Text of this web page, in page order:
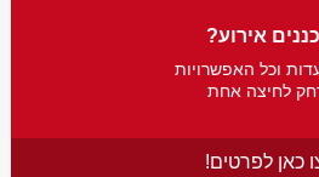
אירוע?
וכל האפשרויות
לחיצה אחת
כאן לפרטים!